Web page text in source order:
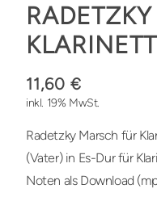
11,60 €
inkl. 19% MwSt.
Radetzky Marsch für
(Vater) in Es-Dur für
Noten als Download